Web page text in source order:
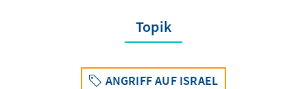
Topik
ANGRIFF AUF ISRAEL